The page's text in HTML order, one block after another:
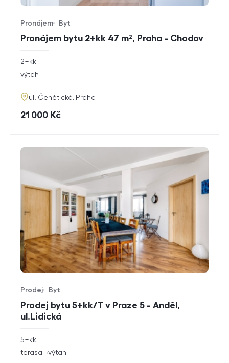
Pronájem bytu 2+kk 47 m², Praha - Chodov
Typ nabídky
Pronájem
Typ nemovitosti
Byt
rozměry
dispozice
2+kk
funkce
výtah
adresa
ul. Čenětická, Praha
cena
21 000 Kč
Prodej bytu 5+kk/T v Praze 5 - Anděl,
ul.Lidická
Typ nabídky
Prodej
Typ nemovitosti
Byt
rozměry
5+kk
funkce
terasa výtah